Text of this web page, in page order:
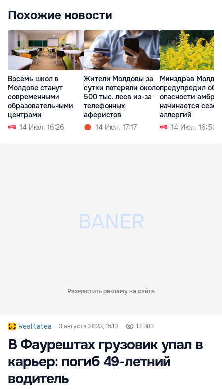
Похожие новости
Восемь школ в
Молдове станут
современными
образовательными
центрами
14 Июл. 16:26
Жители Молдовы за
сутки потеряли около
500 тыс. леев из-за
телефонных
аферистов
14 Июл. 17:17
Минздрав
предупредил об
опасности
начинается сезон
аллергий
14 Июл. 16:50
Разместить рекламу на сайте
Realitatea 3 августа 2023, 15:19 13 983
В Фаурештах грузовик упал в
карьер: погиб 49-летний
водитель